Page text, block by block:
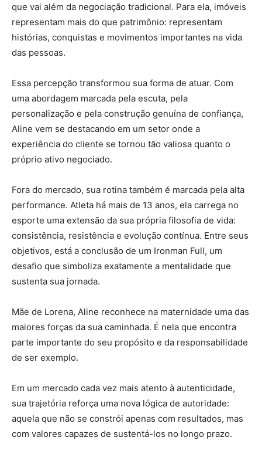
que vai além da negociação tradicional. Para ela, imóveis
representam mais do que patrimônio: representam
histórias, conquistas e movimentos importantes na vida
das pessoas.
Essa percepção transformou sua forma de atuar. Com
uma abordagem marcada pela escuta, pela
personalização e pela construção genuína de confiança,
Aline vem se destacando em um setor onde a
experiência do cliente se tornou tão valiosa quanto o
próprio ativo negociado.
Fora do mercado, sua rotina também é marcada pela alta
performance. Atleta há mais de 13 anos, ela carrega no
esporte uma extensão da sua própria filosofia de vida:
consistência, resistência e evolução contínua. Entre seus
objetivos, está a conclusão de um Ironman Full, um
desafio que simboliza exatamente a mentalidade que
sustenta sua jornada.
Mãe de Lorena, Aline reconhece na maternidade uma das
maiores forças da sua caminhada. É nela que encontra
parte importante do seu propósito e da responsabilidade
de ser exemplo.
Em um mercado cada vez mais atento à autenticidade,
sua trajetória reforça uma nova lógica de autoridade:
aquela que não se constrói apenas com resultados, mas
com valores capazes de sustentá-los no longo prazo.